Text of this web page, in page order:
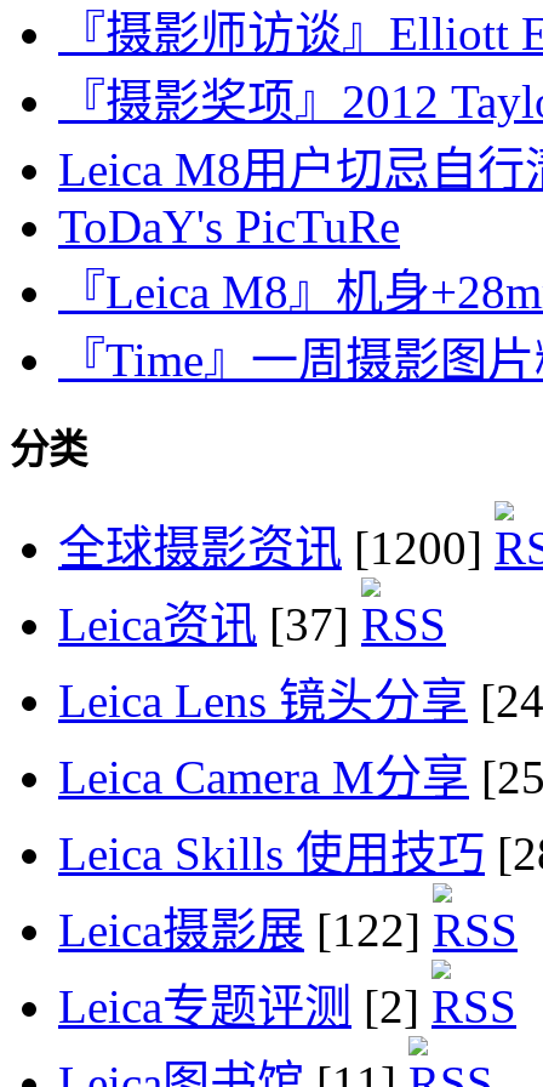
『摄影师访谈』Elliott
『摄影奖项』2012
Leica M8用户切忌自行
ToDaY's PicTuRe
『Leica M8』机身
『Time』一周摄影图
分类
全球摄影资讯 [1200]
Leica资讯 [37]
Leica Lens 镜头分享
Leica Camera M分享
Leica Skills 使用技巧
Leica摄影展 [122]
Leica专题评测 [2]